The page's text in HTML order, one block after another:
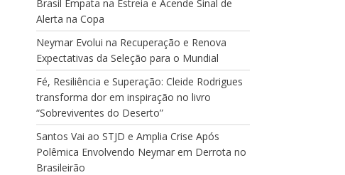
Brasil Empata na Estreia e Acende Sinal de
Alerta na Copa
Neymar Evolui na Recuperação e Renova
Expectativas da Seleção para o Mundial
Fé, Resiliência e Superação: Cleide Rodrigues
transforma dor em inspiração no livro
“Sobreviventes do Deserto”
Santos Vai ao STJD e Amplia Crise Após
Polêmica Envolvendo Neymar em Derrota no
Brasileirão